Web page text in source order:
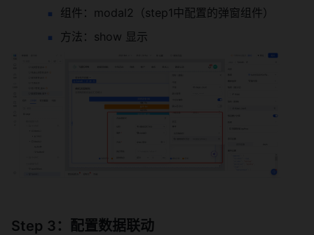
组件：modal2（step1中配置的弹窗组件）
方法：show 显示
Step 3：配置数据联动